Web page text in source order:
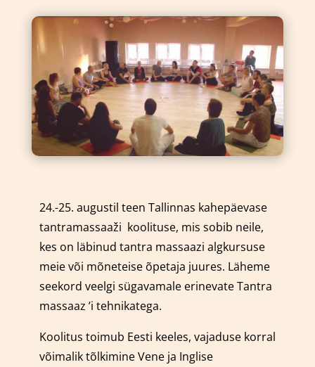
24.-25. augustil teen Tallinnas kahepäevase
tantramassaaži koolituse, mis sobib neile,
kes on läbinud tantra massaazi algkursuse
meie või mõneteise õpetaja juures. Läheme
seekord veelgi sügavamale erinevate Tantra
massaaz ’i tehnikatega.
Koolitus toimub Eesti keeles, vajaduse korral
võimalik tõlkimine Vene ja Inglise